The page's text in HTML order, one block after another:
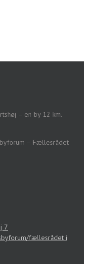
– en by 12 km.
– Fællesrådet
7
fællesrådet i